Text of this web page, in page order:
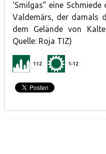
‘Smilgas” eine
Valdemārs, der damals
dem Gelände von
Quelle: Roja TIZ)
112 1-12